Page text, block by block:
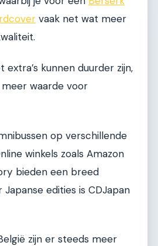
vaak net wat meer
extra’s kunnen duurder zijn,
waarde voor
op verschillende
winkels zoals Amazon
bieden een breed
edities is CDJapan
zijn er steeds meer